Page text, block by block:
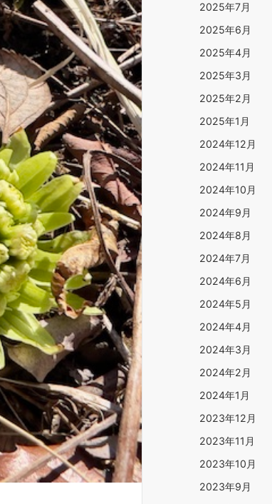
2025年7月
2025年6月
2025年4月
2025年3月
2025年2月
2025年1月
2024年12月
2024年11月
2024年10月
2024年9月
2024年8月
2024年7月
2024年6月
2024年5月
2024年4月
2024年3月
2024年2月
2024年1月
2023年12月
2023年11月
2023年10月
2023年9月